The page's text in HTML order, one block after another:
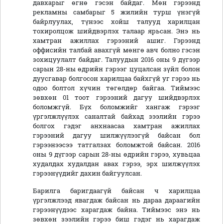
давхарыг өгнө гэсэн байдаг. Мөн гэрээнд
рекламны самбарыг 5 жилийн турш үнэгүй
байрлуулах, түнээс хойш талууд харилцан
тохиролцож шийдвэрлэх талаар ярьсан. Энэ нь
хамтран ажиллах гэрээний ашиг. Гэрээнд
оффисийн талбай авахгүй мөнгө авч болно гэсэн
зохицуулалт байдаг. Талуудын 2016 оны 9 дүгээр
сарын 28-ны өдрийн гэрээг цуцалсан зүйл болон
дуусгавар болгосон харилцаа байхгүй уг гэрээ нь
одоо болтол хүчин төгөлдөр байгаа. Тиймээс
зөвхөн 01 тоот гэрээний дагуу шийдвэрлэх
боломжгүй. Бүх боломжийг хангаж гэрээг
үргэлжлүүлэх саналтай байхад зээлийн гэрээ
болгох гэдэг анхнаасаа хамтран ажиллах
гэрээний дагуу шилжүүлээгүй байсан бол
гэрээнээсээ татгалзах боломжтой байсан. 2016
оны 9 дүгээр сарын 28-ны өдрийн гэрээ, хувьцаа
худалдах худалдан авах гэрээ, эрх шилжүүлэх
гэрээнүүдийг дахин байгуулсан.
Барилга баригдаагүй байсан ч харилцаа
үргэлжлээд явагдаж байсан нь дараа дараагийн
гэрээнүүдээс харагдаж байна. Тиймээс энэ нь
зөвхөн зээлийн гэрээ биш гэдэг нь харагдаж